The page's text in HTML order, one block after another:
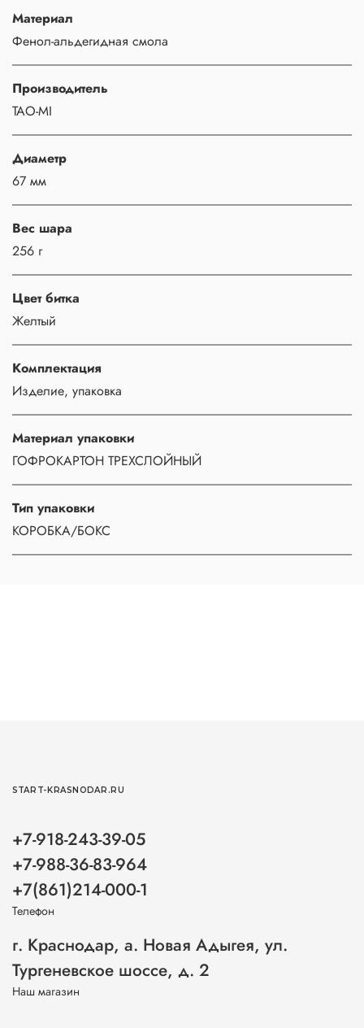
Материал
Фенол-альдегидная смола
Производитель
TAO-MI
Диаметр
67 мм
Вес шара
256 г
Цвет битка
Желтый
Комплектация
Изделие, упаковка
Материал упаковки
ГОФРОКАРТОН ТРЕХСЛОЙНЫЙ
Тип упаковки
КОРОБКА/БОКС
START-KRASNODAR.RU
+7-918-243-39-05
+7-988-36-83-964
+7(861)214-000-1
Телефон
г. Краснодар, а. Новая Адыгея, ул.
Тургеневское шоссе, д. 2
Наш магазин